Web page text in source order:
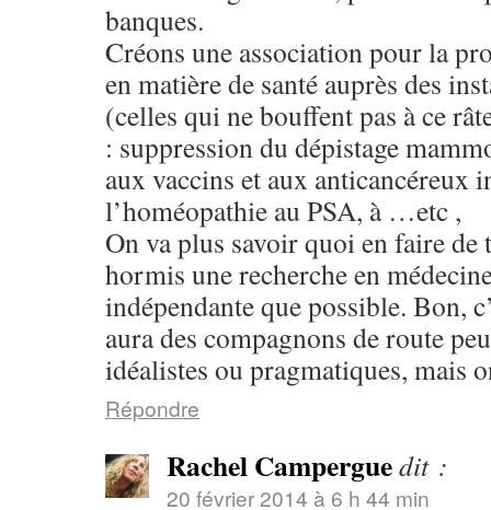
banques.
Créons une association pour la
en matière de santé auprès des
(celles qui ne bouffent pas à ce
: suppression du dépistage
aux vaccins et aux anticancéreux
l’homéopathie au PSA, à …etc ,
On va plus savoir quoi en faire
hormis une recherche en
indépendante que possible. Bon,
aura des compagnons de route
idéalistes ou pragmatiques, mais
Répondre
Rachel Camperguedit :
20 février 2014 à 6 h 44 min